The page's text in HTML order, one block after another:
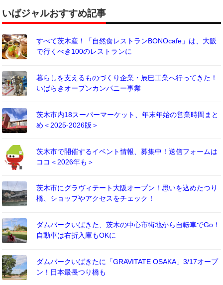
いばジャルおすすめ記事
すべて茨木産！「自然食レストランBONOcafe」は、大阪
で行くべき100のレストランに
暮らしを支えるものづくり企業・辰巳工業へ行ってきた！
いばらきオープンカンパニー事業
茨木市内18スーパーマーケット、年末年始の営業時間まと
め＜2025-2026版＞
茨木市で開催するイベント情報、募集中！送信フォームは
ココ＜2026年も＞
茨木市にグラヴィテート大阪オープン！思いを込めたつり
橋、ショップやアクセスをチェック！
ダムパークいばきた、茨木の中心市街地から自転車でGo！
自動車は右折入庫もOKに
ダムパークいばきたに「GRAVITATE OSAKA」3/17オープ
ン！日本最長つり橋も